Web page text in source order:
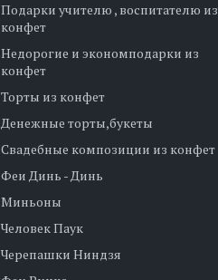
Подарки учителю , воспитателю из
конфет
Недорогие и экономподарки из
конфет
Торты из конфет
Денежные торты,букеты
Свадебные композиции из конфет
Феи Динь - Динь
Миньоны
Человек Паук
Черепашки Ниндзя